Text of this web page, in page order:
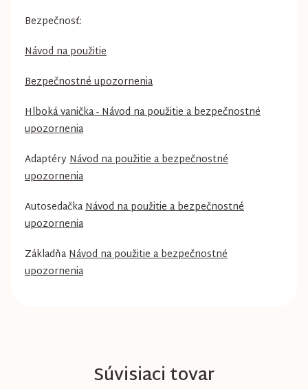
Súvisiaci tovar
Bezpečnosť:
Návod na použitie
Bezpečnostné upozornenia
Hlboká vanička - Návod na použitie a bezpečnostné
upozornenia
AdaptéryNávod na použitie a bezpečnostné
upozornenia
AutosedačkaNávod na použitie a bezpečnostné
upozornenia
ZákladňaNávod na použitie a bezpečnostné
upozornenia